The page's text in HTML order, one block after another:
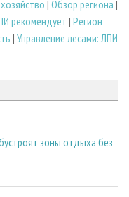
| Обзор региона |
рекомендует | Регион
| Управление лесами: ЛПИ
зоны отдыха без